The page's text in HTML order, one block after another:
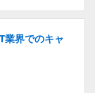
業界でのキャ